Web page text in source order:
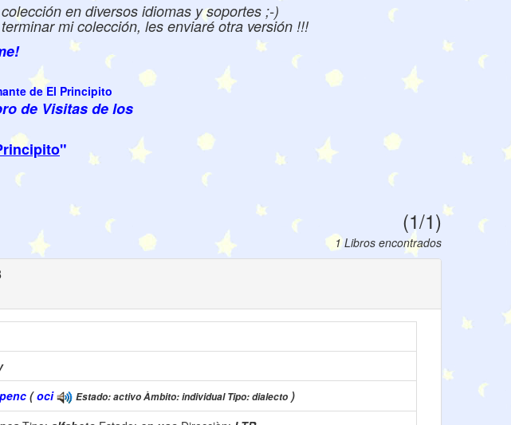
en diversos idiomas y soportes ;-)
mi colección, les enviaré otra versión !!!
de Visitas de los
"
(1/1)
1 Libros encontrados
(oci Estado: activo Àmbito: individual Tipo: dialecto )